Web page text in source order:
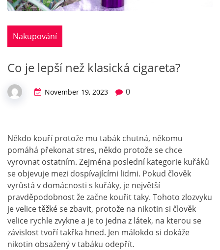
Nakupování
Co je lepší než klasická cigareta?
November 19, 2023 0
Někdo kouří protože mu tabák chutná, někomu
pomáhá překonat stres, někdo protože se chce
vyrovnat ostatním. Zejména poslední kategorie kuřáků
se objevuje mezi dospívajícími lidmi. Pokud člověk
vyrůstá v domácnosti s kuřáky, je největší
pravděpodobnost že začne kouřit taky. Tohoto zlozvyku
je velice těžké se zbavit, protože na nikotin si člověk
velice rychle zvykne a je to jedna z látek, na kterou se
závislost tvoří takřka hned. Jen málokdo si dokáže
nikotin obsažený v tabáku odepřít.